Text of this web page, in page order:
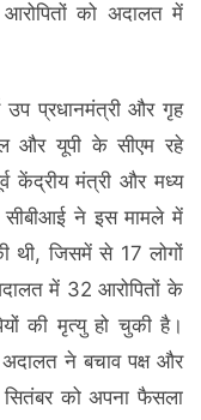
को अदालत में
उप प्रधानमंत्री और गृह
और यूपी के सीएम रहे
केंद्रीय मंत्री और मध्य
सीबीआई ने इस मामले में
थी, जिसमें से 17 लोगों
में 32 आरोपितों के
की मृत्यु हो चुकी है।
ने बचाव पक्ष और
को अपना फैसला